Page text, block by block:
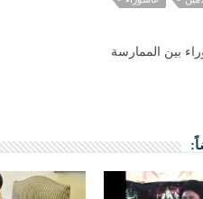
بين الممارسة